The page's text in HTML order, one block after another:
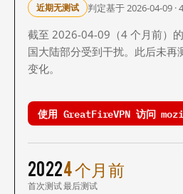
近期无测试 判定基于 2026-04-09 ·
截至 2026-04-09（4 个月前）
国大陆部分受到干扰。此后未再
变化。
使用 GreatFireVPN 访问
2022
首次测试
4 个月前
最后测试